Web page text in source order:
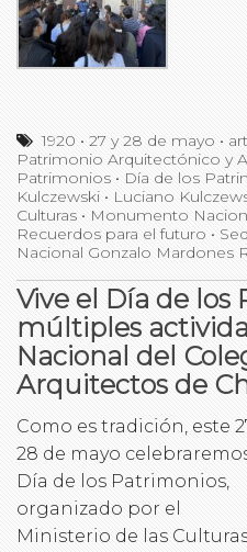
1920 •27 y 28 de mayo •
Patrimonio Arquitectónico y
Patrimonios • Día de los
Kulczewski • Luciano
Culturas • Monumento
Recuerdos para el futuro •
Nacional Gonzalo Mardones
Vive el Día de los
múltiples
Nacional del
Arquitectos de
Como es tradición, este
28 de mayo
Día de los Patrimonios,
organizado por el
Ministerio de las